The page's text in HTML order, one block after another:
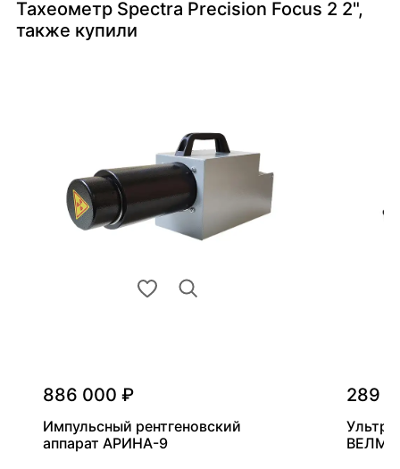
Тахеометр Spectra Precision Focus 2 2",
также купили
886 000 ₽
Импульсный рентгеновский
аппарат АРИНА-9
289